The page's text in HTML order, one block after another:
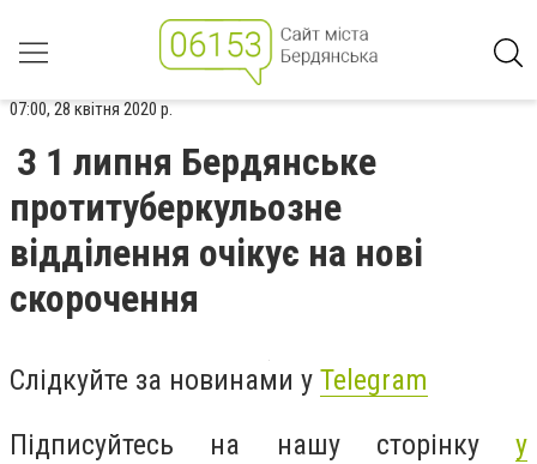
07:00, 28 квітня 2020 р.
З 1 липня Бердянське
протитуберкульозне
відділення очікує на нові
скорочення
Слідкуйте за новинами у Telegram
Підписуйтесь на нашу сторінку у